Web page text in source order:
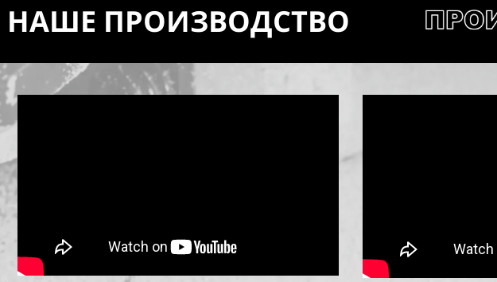
НАШЕ ПРОИЗВОДСТВО